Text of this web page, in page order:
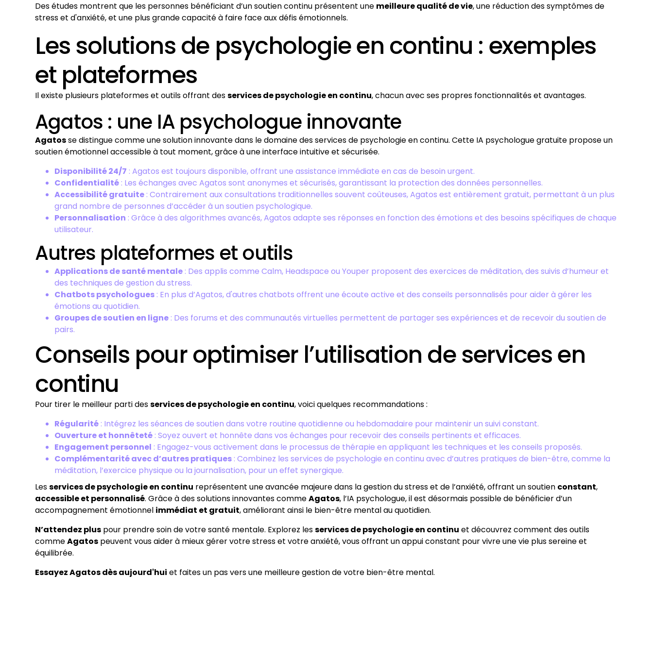
Des études montrent que les personnes bénéficiant d’un soutien continu présentent une meilleure qualité de vie, une réduction des symptômes de
stress et d'anxiété, et une plus grande capacité à faire face aux défis émotionnels.
Les solutions de psychologie en continu : exemples
et plateformes
Il existe plusieurs plateformes et outils offrant desservices de psychologie en continu, chacun avec ses propres fonctionnalités et avantages.
Agatos : une IA psychologue innovante
Agatosse distingue comme une solution innovante dans le domaine des services de psychologie en continu. Cette IA psychologue gratuite propose un
soutien émotionnel accessible à tout moment, grâce à une interface intuitive et sécurisée.
Disponibilité 24/7 : Agatos est toujours disponible, offrant une assistance immédiate en cas de besoin urgent.
Confidentialité : Les échanges avec Agatos sont anonymes et sécurisés, garantissant la protection des données personnelles.
Accessibilité gratuite : Contrairement aux consultations traditionnelles souvent coûteuses, Agatos est entièrement gratuit, permettant à un plus
grand nombre de personnes d’accéder à un soutien psychologique.
Personnalisation : Grâce à des algorithmes avancés, Agatos adapte ses réponses en fonction des émotions et des besoins spécifiques de chaque
utilisateur.
Autres plateformes et outils
Applications de santé mentale : Des applis comme Calm, Headspace ou Youper proposent des exercices de méditation, des suivis d’humeur et
des techniques de gestion du stress.
Chatbots psychologues : En plus d’Agatos, d'autres chatbots offrent une écoute active et des conseils personnalisés pour aider à gérer les
émotions au quotidien.
Groupes de soutien en ligne : Des forums et des communautés virtuelles permettent de partager ses expériences et de recevoir du soutien de
pairs.
Conseils pour optimiser l’utilisation de services en
continu
Pour tirer le meilleur parti desservices de psychologie en continu, voici quelques recommandations :
Régularité : Intégrez les séances de soutien dans votre routine quotidienne ou hebdomadaire pour maintenir un suivi constant.
Ouverture et honnêteté : Soyez ouvert et honnête dans vos échanges pour recevoir des conseils pertinents et efficaces.
Engagement personnel : Engagez-vous activement dans le processus de thérapie en appliquant les techniques et les conseils proposés.
Complémentarité avec d’autres pratiques : Combinez les services de psychologie en continu avec d’autres pratiques de bien-être, comme la
méditation, l’exercice physique ou la journalisation, pour un effet synergique.
Lesservices de psychologie en continu représentent une avancée majeure dans la gestion du stress et de l’anxiété, offrant un soutien constant,
accessible et personnalisé. Grâce à des solutions innovantes commeAgatos, l’IA psychologue, il est désormais possible de bénéficier d’un
accompagnement émotionnel immédiat et gratuit, améliorant ainsi le bien-être mental au quotidien.
N’attendez plus pour prendre soin de votre santé mentale. Explorez lesservices de psychologie en continu et découvrez comment des outils
commeAgatos peuvent vous aider à mieux gérer votre stress et votre anxiété, vous offrant un appui constant pour vivre une vie plus sereine et
équilibrée.
Essayez Agatos dès aujourd'hui et faites un pas vers une meilleure gestion de votre bien-être mental.